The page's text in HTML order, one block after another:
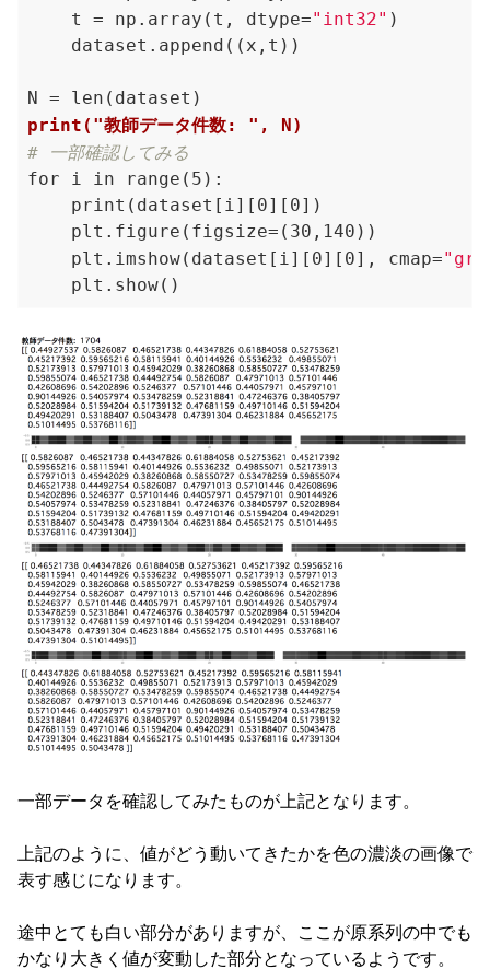
    t = np.array(t, dtype=
"int32" )
    dataset.append((x,t))
print("教師データ件数: ", N)
# 一部確認してみる
for i in range(5):
    print(dataset[i][0][0])
    plt.figure(figsize=(30,140))
    plt.imshow(dataset[i][0][0], cmap=
一部データを確認してみたものが上記となります。
上記のように、値がどう動いてきたかを色の濃淡の画像で
表す感じになります。
途中とても白い部分がありますが、ここが原系列の中でも
かなり大きく値が変動した部分となっているようです。